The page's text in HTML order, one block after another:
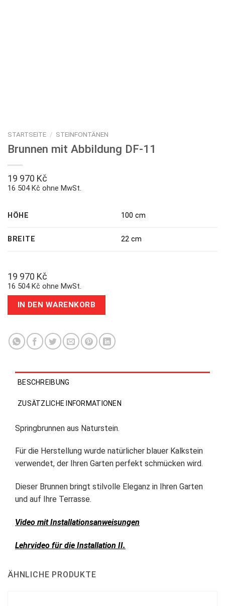
STARTSEITE / STEINFONTÄNEN
Brunnen mit Abbildung DF-11
19 970 Kč
16 504 Kč ohne MwSt.
HÖHE 100 cm
BREITE 22 cm
19 970 Kč
16 504 Kč ohne MwSt.
IN DEN WARENKORB
BESCHREIBUNG
ZUSÄTZLICHE INFORMATIONEN
Springbrunnen aus Naturstein.
Für die Herstellung wurde natürlicher blauer Kalkstein
verwendet, der Ihren Garten perfekt schmücken wird.
Dieser Brunnen bringt stilvolle Eleganz in Ihren Garten
und auf Ihre Terrasse.
Video mit Installationsanweisungen
Lehrvideo für die Installation II.
ÄHNLICHE PRODUKTE